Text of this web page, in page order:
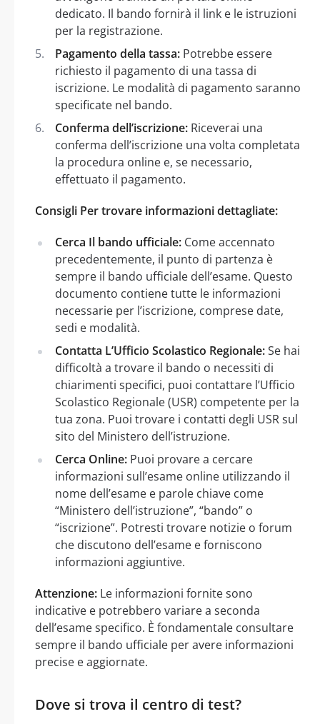
dedicato. Il bando fornirà il link e le istruzioni
per la registrazione.
Pagamento della tassa: Potrebbe essere
richiesto il pagamento di una tassa di
iscrizione. Le modalità di pagamento saranno
specificate nel bando.
Conferma dell’iscrizione: Riceverai una
conferma dell’iscrizione una volta completata
la procedura online e, se necessario,
effettuato il pagamento.
Consigli Per trovare informazioni dettagliate:
Cerca Il bando ufficiale: Come accennato
precedentemente, il punto di partenza è
sempre il bando ufficiale dell’esame. Questo
documento contiene tutte le informazioni
necessarie per l’iscrizione, comprese date,
sedi e modalità.
Contatta L’Ufficio Scolastico Regionale:Se hai
difficoltà a trovare il bando o necessiti di
chiarimenti specifici, puoi contattare l’Ufficio
Scolastico Regionale (USR) competente per la
tua zona. Puoi trovare i contatti degli USR sul
sito del Ministero dell’istruzione.
Cerca Online: Puoi provare a cercare
informazioni sull’esame online utilizzando il
nome dell’esame e parole chiave come
“Ministero dell’istruzione”, “bando” o
“iscrizione”. Potresti trovare notizie o forum
che discutono dell’esame e forniscono
informazioni aggiuntive.
Attenzione: Le informazioni fornite sono
indicative e potrebbero variare a seconda
dell’esame specifico. È fondamentale consultare
sempre il bando ufficiale per avere informazioni
precise e aggiornate.
Dove si trova il centro di test?